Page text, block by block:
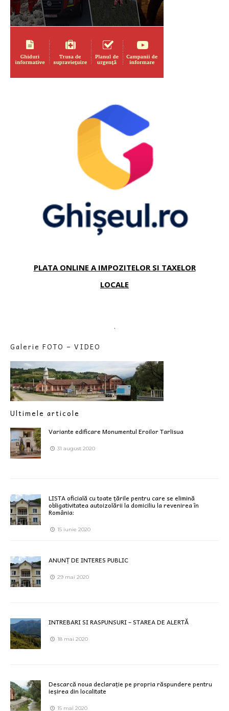
PLATA ONLINE A IMPOZITELOR SI TAXELOR
LOCALE
.
Galerie FOTO – VIDEO
Ultimele articole
Variante edificare Monumentul Eroilor Tarlisua
31 august 2020
LISTA oficială cu toate țările pentru care se elimină
obligativitatea autoizolării la domiciliu la revenirea în
România:
15 iunie 2020
ANUNȚ DE INTERES PUBLIC
29 mai 2020
INTREBARI SI RASPUNSURI – STAREA DE ALERTĂ
18 mai 2020
Descarcă noua declarație pe propria răspundere pentru
ieșirea din localitate
15 mai 2020